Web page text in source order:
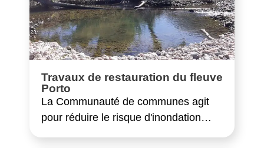
Travaux de restauration du fleuve
Porto
La Communauté de communes agit
pour réduire le risque d'inondation…